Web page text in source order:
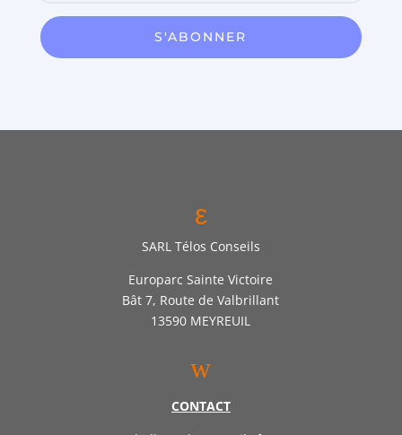
S'ABONNER
ε
SARL Télos Conseils
Europarc Sainte Victoire
Bât 7, Route de Valbrillant
13590 MEYREUIL
w
CONTACT